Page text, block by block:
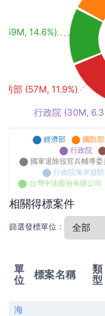
14.6%)
防部 (57M, 11.9%)
行政院 (30M,
經濟部 國防
行政院
國軍退除役官兵輔導委
行政院海岸巡
台灣中油股份有限公司
相關得標案件
篩選發標單位：
單
位
標案名稱
類
型
海